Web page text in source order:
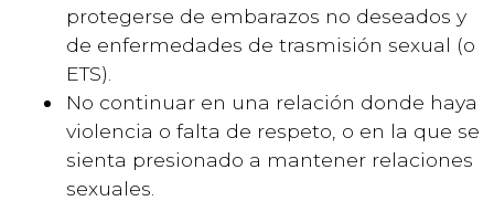
protegerse de embarazos no deseados y
de enfermedades de trasmisión sexual (o
ETS).
No continuar en una relación donde haya
violencia o falta de respeto, o en la que se
sienta presionado a mantener relaciones
sexuales.